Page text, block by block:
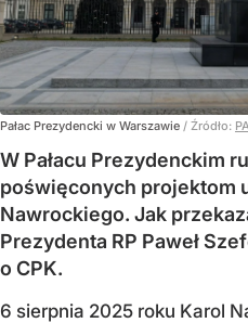
Pałac Prezydencki w Warszawie / Źródło:
W Pałacu Prezydenckim
poświęconych projektom
Nawrockiego. Jak
Prezydenta RP Paweł
o CPK.
6 sierpnia 2025 roku Karol